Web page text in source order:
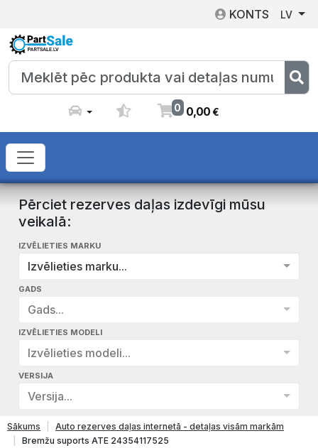
KONTS LV
0 0,00€
Pērciet rezerves daļas izdevīgi mūsu
veikalā:
IZVĒLIETIES MARKU
Izvēlieties marku...
GADS
Gads...
IZVĒLIETIES MODELI
Izvēlieties modeli...
VERSIJA
Versija...
Sākums
Auto rezerves daļas internetā - detaļas visām markām
Bremžu suports ATE 24354117525